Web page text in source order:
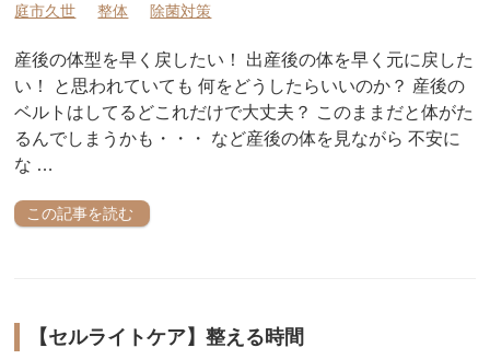
庭市久世
整体 除菌対策
産後の体型を早く戻したい！ 出産後の体を早く元に戻した
い！ と思われていても 何をどうしたらいいのか？ 産後の
ベルトはしてるどこれだけで大丈夫？ このままだと体がた
るんでしまうかも・・・ など産後の体を見ながら 不安に
な …
この記事を読む
【セルライトケア】整える時間